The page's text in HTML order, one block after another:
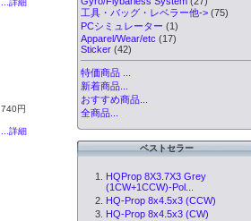
740円
...詳細
工具・バッグ・レベラー他->(75)
PCシミュレーター (1)
Apparel/Wear/etc (17)
Sticker(42)
特価商品 ...
新着商品...
おすすめ商品...
全商品...
ベストセラー
HQProp 8X3.7X3 Grey
(1CW+1CCW)-Pol...
HQ-Prop 8x4.5x3 (CCW)
HQ-Prop 8x4.5x3 (CW)